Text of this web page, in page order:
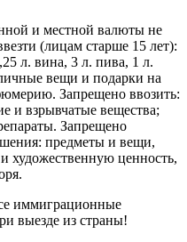
и местной валюты не
(лицам старше 15 лет):
л. вина, 3 л. пива, 1 л.
вещи и подарки на
Запрещено ввозить:
и взрывчатые вещества;
Запрещено
предметы и вещи,
художественную ценность,
иммиграционные
выезде из страны!